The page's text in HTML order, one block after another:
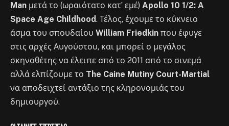
Man μετά το (ωραιότατο κατ’ εμέ) Apollo 10 1/2: A
Space Age Childhood. Τέλος, έχουμε το κύκνειο
άσμα του σπουδαίου William Friedkin που έφυγε
στις αρχές Αυγούστου, και μπορεί ο μεγάλος
σκηνοθέτης να έλειπε από το 2011 από το σινεμά
αλλά ελπίζουμε το The Caine Mutiny Court-Martial
να αποδειχτεί αντάξιο της κληρονομιάς του
δημιουργού.